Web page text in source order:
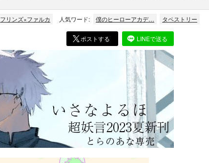
フリンズ×ファルカ 人気ワード: 僕のヒーローアカデ… タペストリー
ポストする LINEで送る